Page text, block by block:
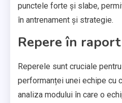
punctele forte și slabe,
în antrenament și strategie.
Repere în
Reperele sunt cruciale
performanței unei echipe cu
analiza modului în care o